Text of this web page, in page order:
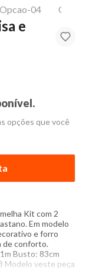
e
opções que você
Kit com 2
Em modelo
e forro
de conforto.
Busto: 83cm
Modelo veste peça